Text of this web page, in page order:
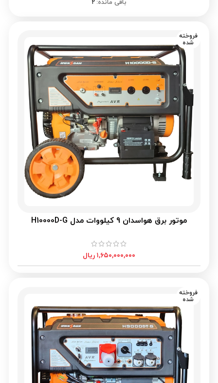
باقی مانده: ۲
فروخته
شده
موتور برق هواسدان 9 کیلووات مدل H10000D-G
۱,۶۵۰,۰۰۰,۰۰۰ ریال
فروخته
شده